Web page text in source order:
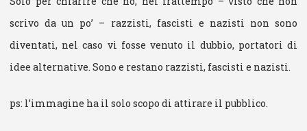
scrivo da un po’ – razzisti, fascisti e nazisti non sono
diventati, nel caso vi fosse venuto il dubbio, portatori di
idee alternative. Sono e restano razzisti, fascisti e nazisti.
ps: l’immagine ha il solo scopo di attirare il pubblico.